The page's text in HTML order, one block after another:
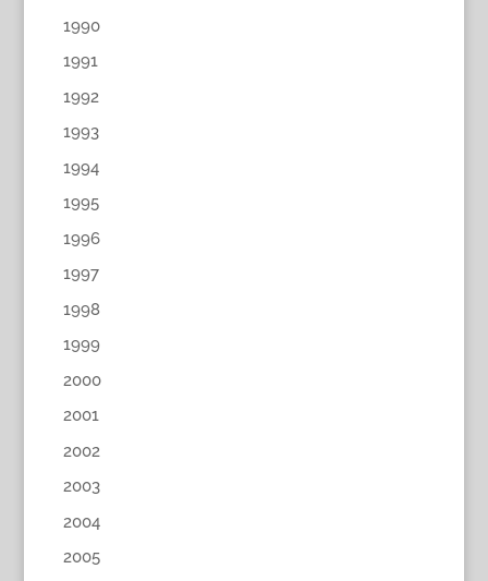
1990
1991
1992
1993
1994
1995
1996
1997
1998
1999
2000
2001
2002
2003
2004
2005